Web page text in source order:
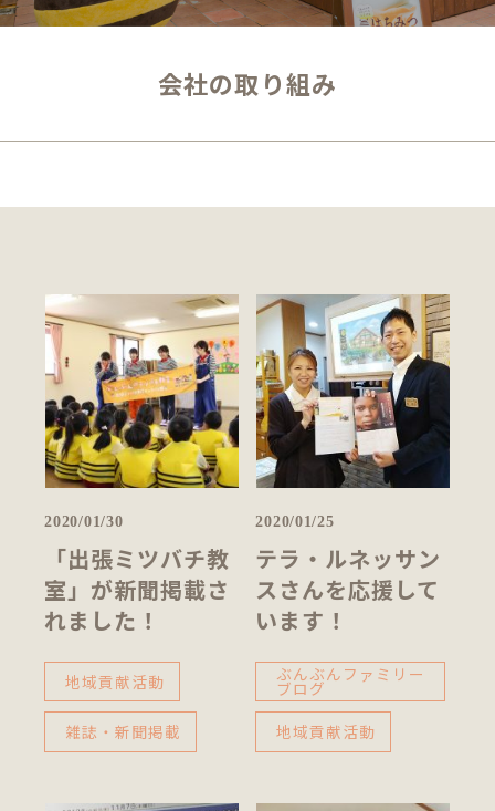
会社の取り組み
2020/01/30
「出張ミツバチ教
室」が新聞掲載さ
れました！
地域貢献活動
雑誌・新聞掲載
2020/01/25
テラ・ルネッサン
スさんを応援して
います！
ぶんぶんファミリー
ブログ
地域貢献活動